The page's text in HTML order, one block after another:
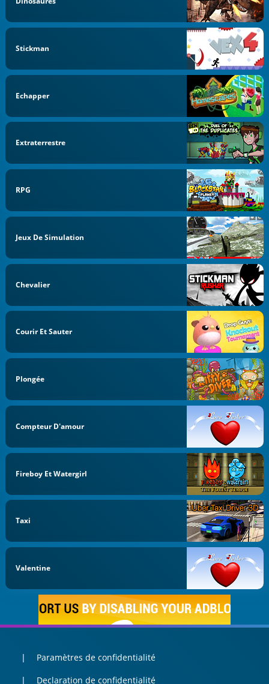
Stickman
Echapper
Extraterrestre
RPG
Jeux De Simulation
Chevalier
Courir Et Sauter
Plongée
Compteur D'amour
Fireboy Et Watergirl
Taxi
Valentine
Paramètres de confidentialité
Declaration de confidentialité